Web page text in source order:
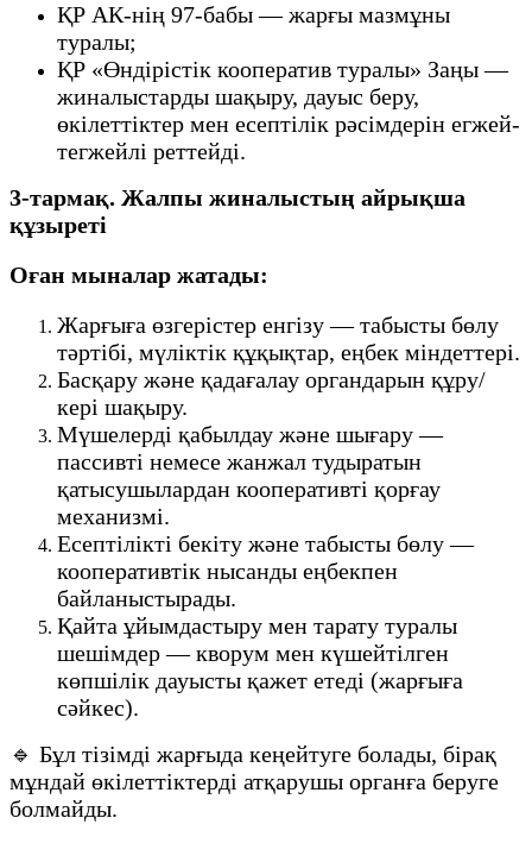
ҚР АК-нің 97-бабы — жарғы мазмұны
туралы;
ҚР «Өндірістік кооператив туралы» Заңы —
жиналыстарды шақыру, дауыс беру,
өкілеттіктер мен есептілік рәсімдерін егжей-
тегжейлі реттейді.
3-тармақ. Жалпы жиналыстың айрықша
құзыреті
Оған мыналар жатады:
Жарғыға өзгерістер енгізу — табысты бөлу
тәртібі, мүліктік құқықтар, еңбек міндеттері.
Басқару және қадағалау органдарын құру/
кері шақыру.
Мүшелерді қабылдау және шығару —
пассивті немесе жанжал тудыратын
қатысушылардан кооперативті қорғау
механизмі.
Есептілікті бекіту және табысты бөлу —
кооперативтік нысанды еңбекпен
байланыстырады.
Қайта ұйымдастыру мен тарату туралы
шешімдер — кворум мен күшейтілген
көпшілік дауысты қажет етеді (жарғыға
сәйкес).
🔹 Бұл тізімді жарғыда кеңейтуге болады, бірақ
мұндай өкілеттіктерді атқарушы органға беруге
болмайды.